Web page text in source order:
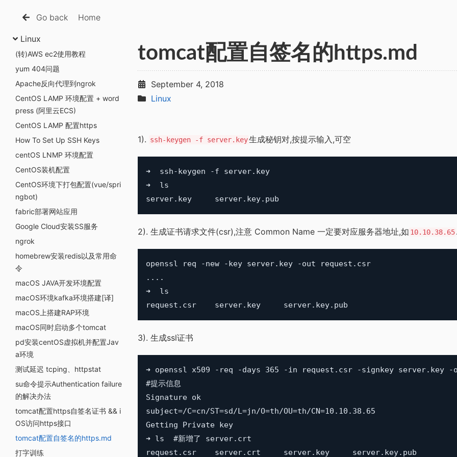
Go back Home
Linux
(转)AWS ec2使用教程
yum 404问题
Apache反向代理到ngrok
CentOS LAMP 环境配置 + word
press (阿里云ECS)
CentOS LAMP 配置https
How To Set Up SSH Keys
centOS LNMP 环境配置
CentOS装机配置
CentOS环境下打包配置(vue/spri
ngbot)
fabric部署网站应用
Google Cloud安装SS服务
ngrok
homebrew安装redis以及常用命
令
macOS JAVA开发环境配置
macOS环境kafka环境搭建[译]
macOS上搭建RAP环境
macOS同时启动多个tomcat
pd安装centOS虚拟机并配置Jav
a环境
测试延迟 tcping、httpstat
su命令提示Authentication failure
的解决办法
tomcat配置https自签名证书 && i
OS访问https接口
tomcat配置自签名的https.md
打字训练
tomcat配置自签名的https.md
September 4, 2018
Linux
1). ssh-keygen -f server.key生成秘钥对,按提示输入,可空
➜  ssh-keygen -f server.key
➜  ls
2). 生成证书请求文件(csr),注意 Common Name 一定要对应服务器地址,如 10.10.38.65.
openssl req -new -key server.key -out request.csr
....
➜  ls
3). 生成ssl证书
➜ openssl x509 -req -days 365 -in request.csr -signkey server.key
#提示信息
Signature ok
subject=/C=cn/ST=sd/L=jn/O=th/OU=th/CN=10.10.38.65
Getting Private key
➜ ls  #新增了 server.crt